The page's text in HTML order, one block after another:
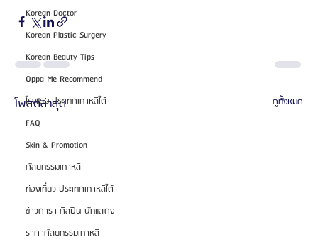
Korean Doctor
Korean Plastic Surgery
Korean Beauty Tips
Oppa Me Recommend
โรงแรม ประเทศเกาหลีใต้
FAQ
Skin & Promotion
ศัลยกรรมเกาหลี
ท่องเที่ยว ประเทศเกาหลีใต้
ข่าวดารา ศิลปิน นักแสดง
ราคาศัลยกรรมเกาหลี
โพสต์ล่าสุด ดูทั้งหมด